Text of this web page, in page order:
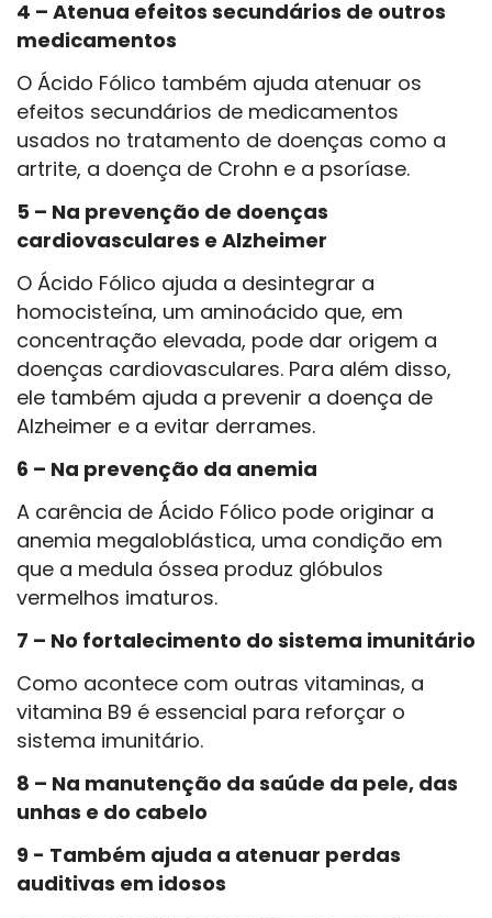
4 – Atenua efeitos secundários de outros
medicamentos
O Ácido Fólico também ajuda atenuar os
efeitos secundários de medicamentos
usados no tratamento de doenças como a
artrite, a doença de Crohn e a psoríase.
5 – Na prevenção de doenças
cardiovasculares e Alzheimer
O Ácido Fólico ajuda a desintegrar a
homocisteína, um aminoácido que, em
concentração elevada, pode dar origem a
doenças cardiovasculares. Para além disso,
ele também ajuda a prevenir a doença de
Alzheimer e a evitar derrames.
6 – Na prevenção da anemia
A carência de Ácido Fólico pode originar a
anemia megaloblástica, uma condição em
que a medula óssea produz glóbulos
vermelhos imaturos.
7 – No fortalecimento do sistema imunitário
Como acontece com outras vitaminas, a
vitamina B9 é essencial para reforçar o
sistema imunitário.
8 – Na manutenção da saúde da pele, das
unhas e do cabelo
9 - Também ajuda a atenuar perdas
auditivas em idosos